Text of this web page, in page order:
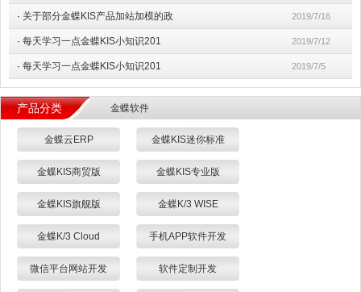
· 关于部分金蝶KIS产品加站加模的政 2019/7/16
· 每天学习一点金蝶KIS小知识201 2019/7/12
· 每天学习一点金蝶KIS小知识201 2019/7/5
产品分类 金蝶软件
金蝶云ERP 金蝶KIS迷你标准
金蝶KIS商贸版 金蝶KIS专业版
金蝶KIS旗舰版 金蝶K/3 WISE
金蝶K/3 Cloud 手机APP软件开发
微信平台网站开发 软件定制开发